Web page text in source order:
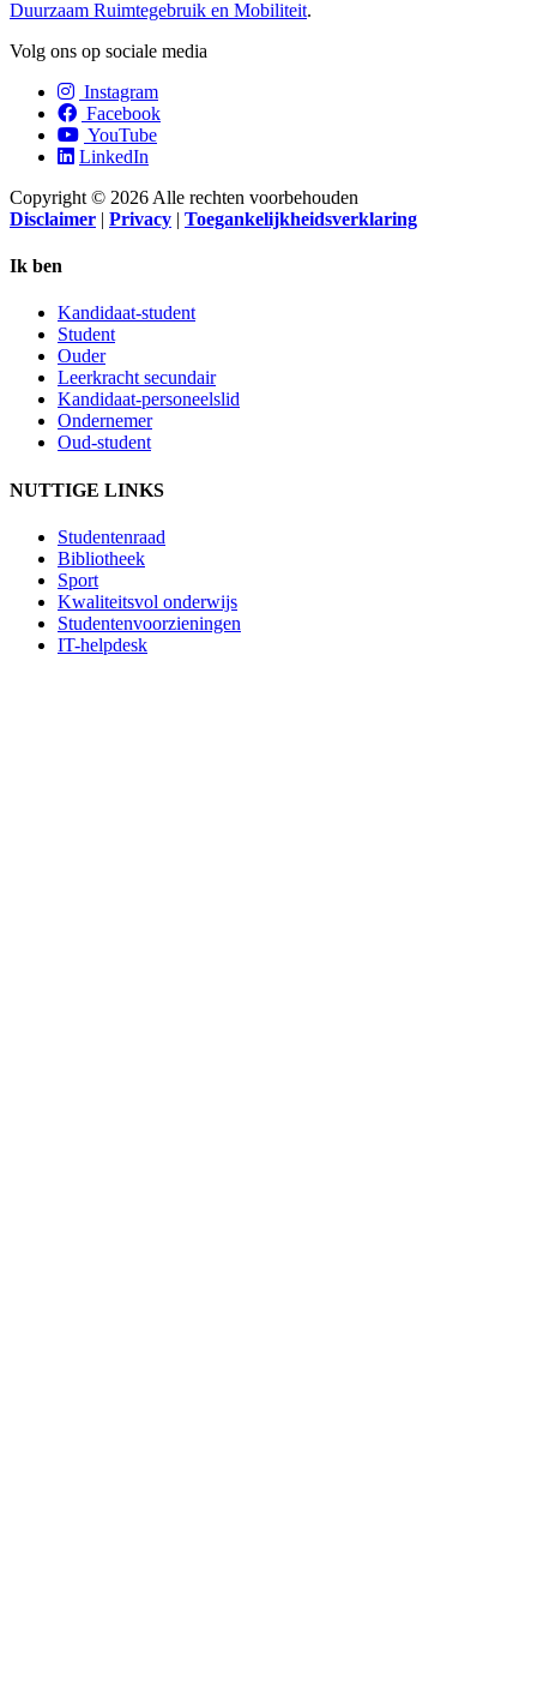
Duurzaam Ruimtegebruik en Mobiliteit.
Volg ons op sociale media
Instagram
Facebook
YouTube
LinkedIn
Copyright © 2026 Alle rechten voorbehouden
Disclaimer | Privacy | Toegankelijkheidsverklaring
Ik ben
Kandidaat-student
Student
Ouder
Leerkracht secundair
Kandidaat-personeelslid
Ondernemer
Oud-student
NUTTIGE LINKS
Studentenraad
Bibliotheek
Sport
Kwaliteitsvol onderwijs
Studentenvoorzieningen
IT-helpdesk